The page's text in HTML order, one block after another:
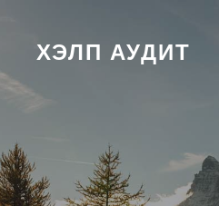
ХЭЛП АУДИТ